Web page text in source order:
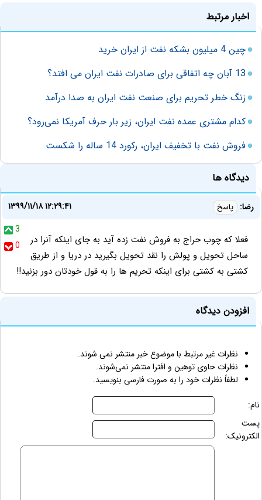
اخبار مرتبط
چین 4 میلیون بشکه نفت از ایران خرید
13 آبان چه اتفاقی برای صادرات نفت ایران می افتد؟
زنگ خطر تحریم برای صنعت نفت ایران به صدا درآمد
کدام مشتری عمده نفت ایران، زیر بار حرف آمریکا نمی‌رود؟
فروش نفت با تخفیف ایران، رکورد 14 ساله را شکست
دیدگاه ها
رضا: پاسخ
۱۳۹۹/۱۱/۱۸ ۱۲:۲۹:۴۱
3
0
فعلا که چوب حراج به فروش نفت زده آید به جای اینکه آنرا در
ساحل تحویل و پولش را نقد تحویل بگیرید در دریا و از طریق
کشتی به کشتی برای اینکه تحریم ها را به قول خودتان دور بزنید!!
افزودن دیدگاه
نظرات غیر مرتبط با موضوع خبر منتشر نمی شوند.
نظرات حاوی توهین و افترا منتشر نمی‌شوند.
لطفاً نظرات خود را به صورت فارسی بنویسید.
نام:
پست
الکترونیک: